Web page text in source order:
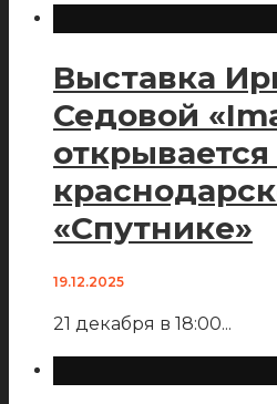
Выставка
Седовой
открывается
«Спутнике»
19.12.2025
21 декабря в 18:00...